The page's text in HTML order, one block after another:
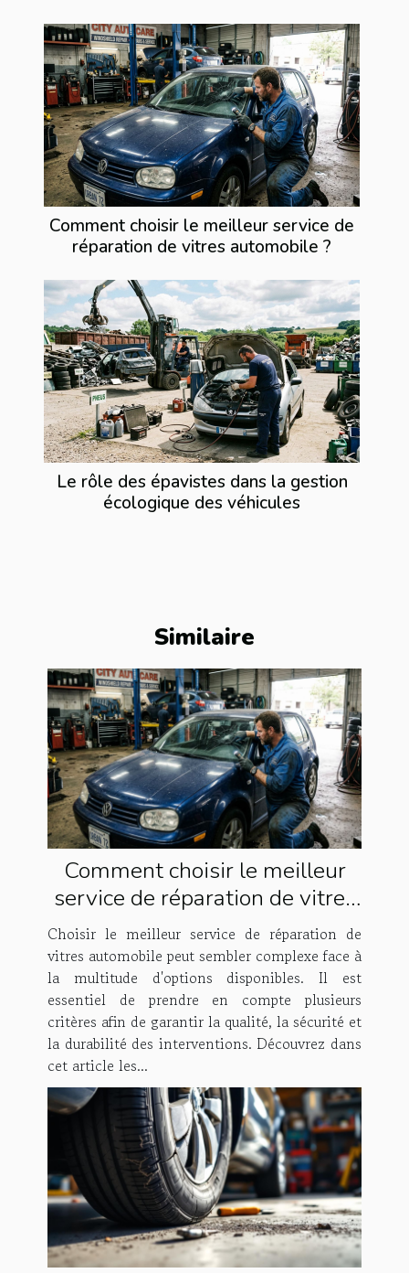
Comment choisir le meilleur service de
réparation de vitres automobile ?
Le rôle des épavistes dans la gestion
écologique des véhicules
Similaire
Comment choisir le meilleur
service de réparation de vitres
automobile ?
Choisir le meilleur service de réparation de
vitres automobile peut sembler complexe face à
la multitude d'options disponibles. Il est
essentiel de prendre en compte plusieurs
critères afin de garantir la qualité, la sécurité et
la durabilité des interventions. Découvrez dans
cet article les...